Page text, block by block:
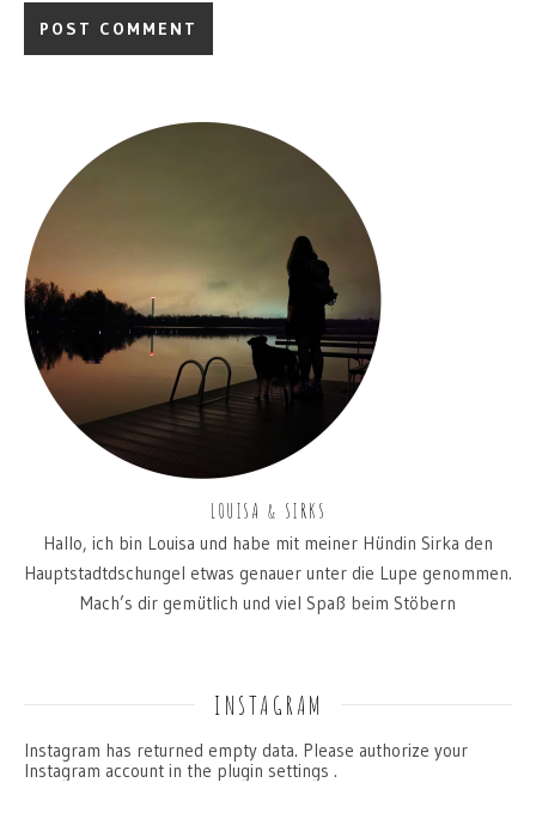
LOUISA & SIRKS
Hallo, ich bin Louisa und habe mit meiner Hündin Sirka den
Hauptstadtdschungel etwas genauer unter die Lupe genommen.
Mach’s dir gemütlich und viel Spaß beim Stöbern
INSTAGRAM
Instagram has returned empty data. Please authorize your
Instagram account in the plugin settings .